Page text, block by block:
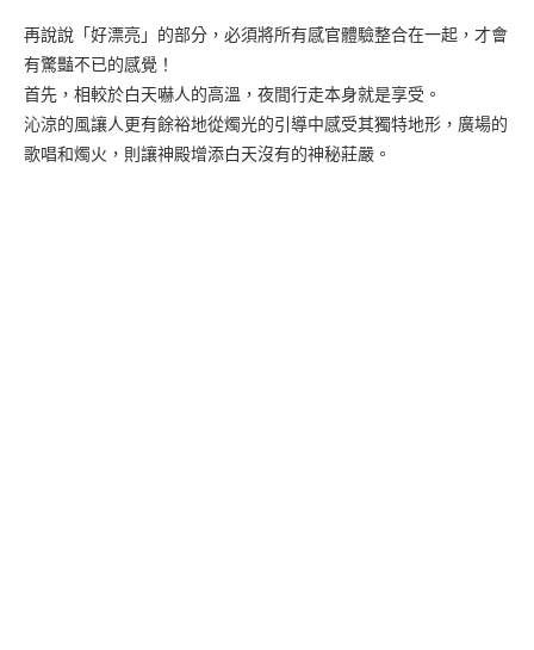
再說說「好漂亮」的部分，必須將所有感官體驗整合在一起，才會
有驚豔不已的感覺！
首先，相較於白天嚇人的高溫，夜間行走本身就是享受。
沁涼的風讓人更有餘裕地從燭光的引導中感受其獨特地形，廣場的
歌唱和燭火，則讓神殿增添白天沒有的神秘莊嚴。